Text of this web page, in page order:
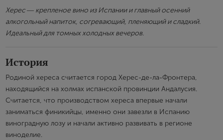
Херес ― крепленое вино из Испании и главный осенний
алкогольный напиток, согревающий, пленяющий и сладкий.
Идеальный для томных холодных вечеров.
История
Родиной хереса считается город Херес-де-ла-Фронтера,
находящийся на холмах испанской провинции Андалусия.
Считается, что производством хереса впервые начали
заниматься финикийцы, именно они завезли в Испанию
виноградную лозу и начали активно развивать в регионе
виноделие.